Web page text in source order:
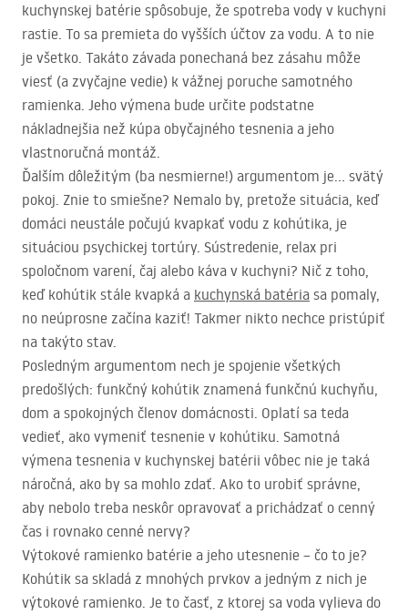
kuchynskej batérie spôsobuje, že spotreba vody v kuchyni
rastie. To sa premieta do vyšších účtov za vodu. A to nie
je všetko. Takáto závada ponechaná bez zásahu môže
viesť (a zvyčajne vedie) k vážnej poruche samotného
ramienka. Jeho výmena bude určite podstatne
nákladnejšia než kúpa obyčajného tesnenia a jeho
vlastnoručná montáž.
Ďalším dôležitým (ba nesmierne!) argumentom je… svätý
pokoj. Znie to smiešne? Nemalo by, pretože situácia, keď
domáci neustále počujú kvapkať vodu z kohútika, je
situáciou psychickej tortúry. Sústredenie, relax pri
spoločnom varení, čaj alebo káva v kuchyni? Nič z toho,
keď kohútik stále kvapká a kuchynská batéria sa pomaly,
no neúprosne začína kaziť! Takmer nikto nechce pristúpiť
na takýto stav.
Posledným argumentom nech je spojenie všetkých
predošlých: funkčný kohútik znamená funkčnú kuchyňu,
dom a spokojných členov domácnosti. Oplatí sa teda
vedieť, ako vymeniť tesnenie v kohútiku. Samotná
výmena tesnenia v kuchynskej batérii vôbec nie je taká
náročná, ako by sa mohlo zdať. Ako to urobiť správne,
aby nebolo treba neskôr opravovať a prichádzať o cenný
čas i rovnako cenné nervy?
Výtokové ramienko batérie a jeho utesnenie – čo to je?
Kohútik sa skladá z mnohých prvkov a jedným z nich je
výtokové ramienko. Je to časť, z ktorej sa voda vylieva do